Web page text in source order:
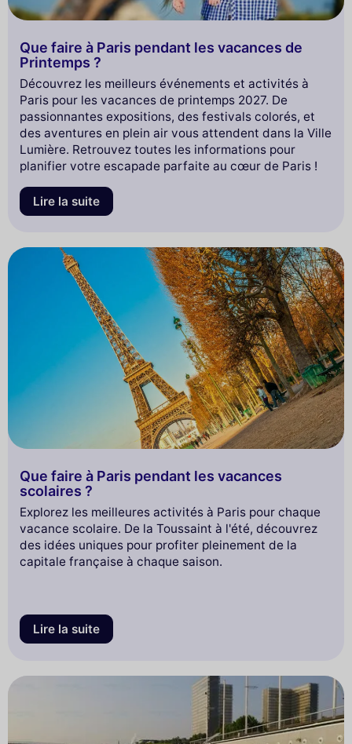
Que faire à Paris pendant les vacances de
Printemps ?
Découvrez les meilleurs événements et activités à
Paris pour les vacances de printemps 2027. De
passionnantes expositions, des festivals colorés, et
des aventures en plein air vous attendent dans la Ville
Lumière. Retrouvez toutes les informations pour
planifier votre escapade parfaite au cœur de Paris !
Lire la suite
Que faire à Paris pendant les vacances
scolaires ?
Explorez les meilleures activités à Paris pour chaque
vacance scolaire. De la Toussaint à l'été, découvrez
des idées uniques pour profiter pleinement de la
capitale française à chaque saison.
Lire la suite